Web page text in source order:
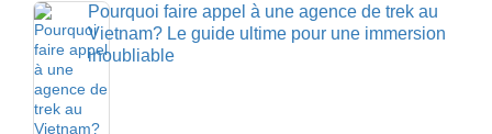
Pourquoi faire appel à une agence de trek au
Vietnam? Le guide ultime pour une immersion
inoubliable